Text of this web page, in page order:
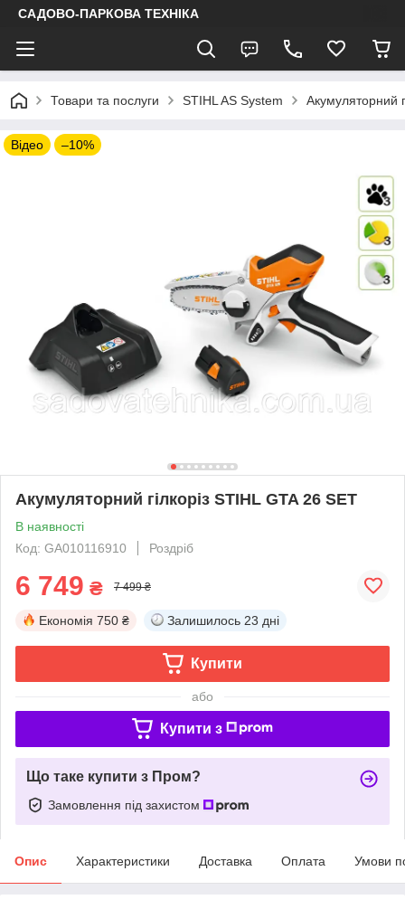
САДОВО-ПАРКОВА ТЕХНІКА
Товари та послуги STIHL AS System Акумуляторний
Відео –10%
Акумуляторний гілкоріз STIHL GTA 26 SET
В наявності
Код: GA010116910
Роздріб
6 749 ₴ 7 499 ₴
Економія 750 ₴ Залишилось 23 дні
Купити
або
Купити з
Що таке купити з Пром?
Замовлення під захистом
Опис Характеристики Доставка Оплата Умови